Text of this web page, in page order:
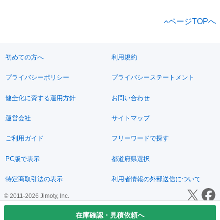
在庫確認・見積依頼へ
ページTOPへ
初めての方へ 利用規約
プライバシーポリシー プライバシーステートメント
健全化に資する運用方針 お問い合わせ
運営会社 サイトマップ
ご利用ガイド フリーワードで探す
PC版で表示 都道府県選択
特定商取引法の表示 利用者情報の外部送信について
© 2011-2026 Jimoty, Inc.